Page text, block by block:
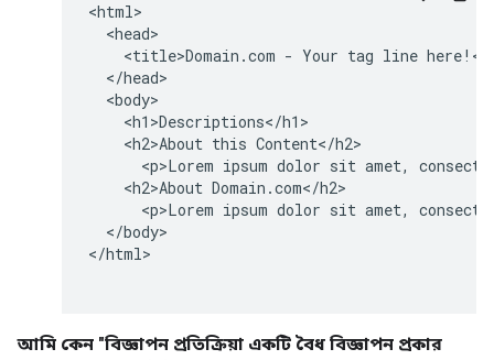
<html>
  <head>
<title>Domain.com - Your tag line here!</
  </head>
  <body>
    <h1>Descriptions</h1>
    <h2>About this Content</h2>
<p>Lorem ipsum dolor sit amet,
    <h2>About Domain.com</h2>
<p>Lorem ipsum dolor sit amet,
  </body>
</html>
আমি কেন "বিজ্ঞাপন প্রতিক্রিয়া একটি বৈধ বিজ্ঞাপন প্রকার